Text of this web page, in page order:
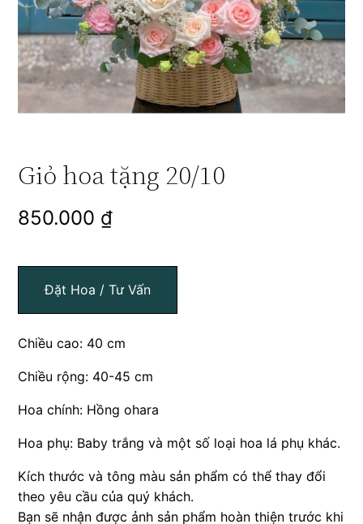
Giỏ hoa tặng 20/10
850.000 ₫
Đặt Hoa / Tư Vấn
Chiều cao: 40 cm
Chiều rộng: 40-45 cm
Hoa chính: Hồng ohara
Hoa phụ: Baby trắng và một số loại hoa lá phụ khác.
Kích thước và tông màu sản phẩm có thể thay đổi
theo yêu cầu của quý khách.
Bạn sẽ nhận được ảnh sản phẩm hoàn thiện trước khi